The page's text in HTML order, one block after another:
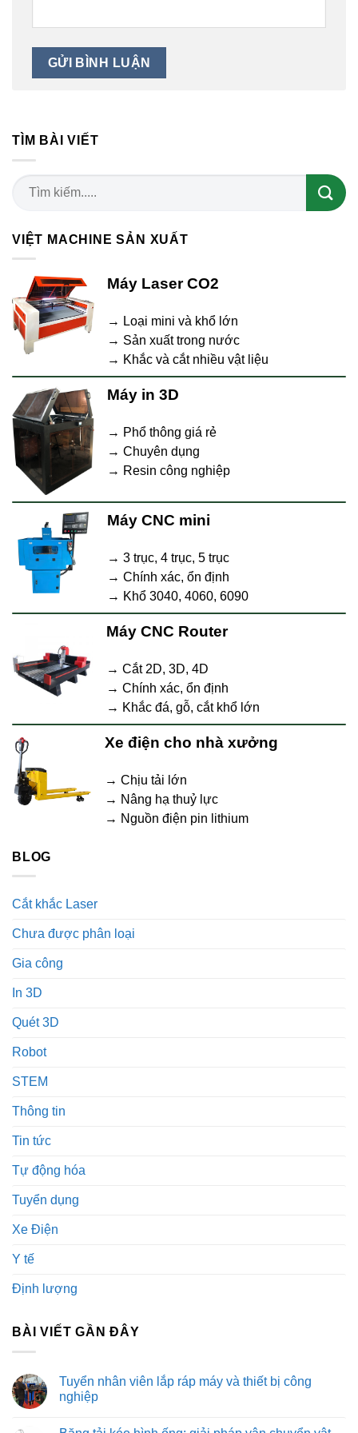
TÌM BÀI VIẾT
VIỆT MACHINE SẢN XUẤT
Máy Laser CO2
→ Loại mini và khổ lớn
→ Sản xuất trong nước
→ Khắc và cắt nhiều vật liệu
Máy in 3D
→ Phổ thông giá rẻ
→ Chuyên dụng
→ Resin công nghiệp
Máy CNC mini
→ 3 trục, 4 trục, 5 trục
→ Chính xác, ổn định
→ Khổ 3040, 4060, 6090
Máy CNC Router
→ Cắt 2D, 3D, 4D
→ Chính xác, ổn định
→ Khắc đá, gỗ, cắt khổ lớn
Xe điện cho nhà xưởng
→ Chịu tải lớn
→ Nâng hạ thuỷ lực
→ Nguồn điện pin lithium
BLOG
Cắt khắc Laser
Chưa được phân loại
Gia công
In 3D
Quét 3D
Robot
STEM
Thông tin
Tin tức
Tự động hóa
Tuyển dụng
Xe Điện
Y tế
Định lượng
BÀI VIẾT GẦN ĐÂY
Tuyển nhân viên lắp ráp máy và thiết bị công
nghiệp